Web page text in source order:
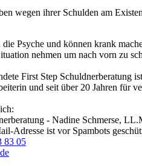
wegen ihrer Schulden am
die Psyche und können krank
nehmen um nach vorn zu
First Step Schuldnerberatung
und seit über 20 Jahren für
- Nadine Schmerse,
Adresse ist vor Spambots
83 05